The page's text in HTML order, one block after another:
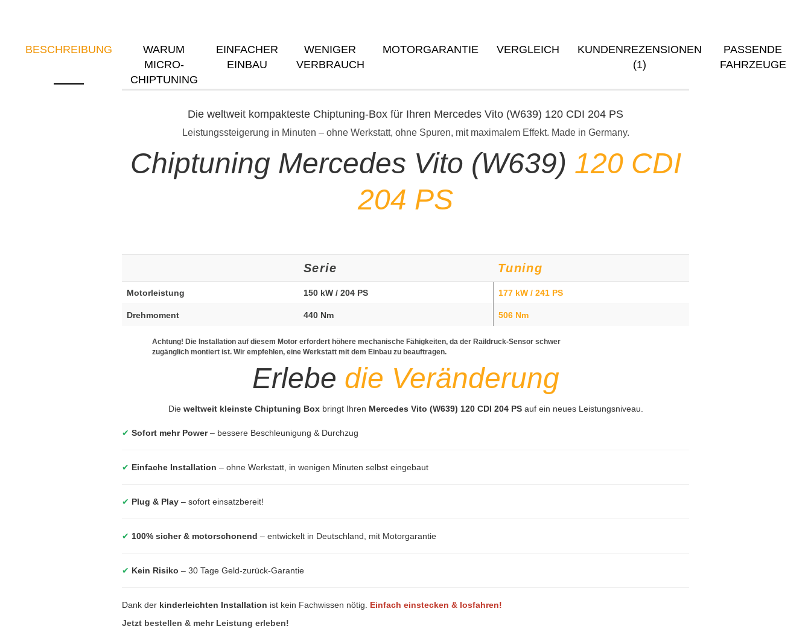
BESCHREIBUNG
WARUM
MICRO-
CHIPTUNING
EINFACHER
EINBAU
WENIGER
VERBRAUCH
MOTORGARANTIE VERGLEICH
KUNDENREZENSIONEN
(1)
PASSENDE
FAHRZEUGE
Die weltweit kompakteste Chiptuning-Box für Ihren Mercedes Vito (W639) 120 CDI 204 PS
Leistungssteigerung in Minuten – ohne Werkstatt, ohne Spuren, mit maximalem Effekt. Made in Germany.
Chiptuning Mercedes Vito (W639) 120 CDI
204 PS
Serie Tuning
Motorleistung 150 kW / 204 PS 177 kW / 241 PS
Drehmoment 440 Nm 506 Nm
Achtung! Die Installation auf diesem Motor erfordert höhere mechanische Fähigkeiten, da der Raildruck-Sensor schwer
zugänglich montiert ist. Wir empfehlen, eine Werkstatt mit dem Einbau zu beauftragen.
Erlebe die Veränderung
Die weltweit kleinste Chiptuning Boxbringt Ihren Mercedes Vito (W639) 120 CDI 204 PSauf ein neues Leistungsniveau.
✔ Sofort mehr Power– bessere Beschleunigung & Durchzug
✔ Einfache Installation – ohne Werkstatt, in wenigen Minuten selbst eingebaut
✔ Plug & Play – sofort einsatzbereit!
✔ 100% sicher & motorschonend – entwickelt in Deutschland, mit Motorgarantie
✔ Kein Risiko – 30 Tage Geld-zurück-Garantie
Dank der kinderleichten Installation ist kein Fachwissen nötig. Einfach einstecken & losfahren!
Jetzt bestellen & mehr Leistung erleben!